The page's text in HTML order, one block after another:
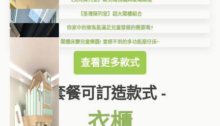
【荃灣陳列室】超大閣樓組合
你家中的傢俬能滿足兒童發展的需要嗎?
閣樓床變兒童樂園! 意想不到的多功能屋仔床~
查看更多款式
套餐可訂造款式 -